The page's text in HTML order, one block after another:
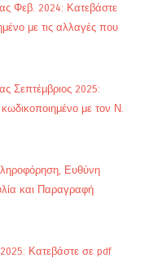
Φεβ. 2024: Κατεβάστε
με τις αλλαγές που
Σεπτέμβριος 2025:
με τον Ν.
Ευθύνη
και Παραγραφή
Κατεβάστε σε pdf